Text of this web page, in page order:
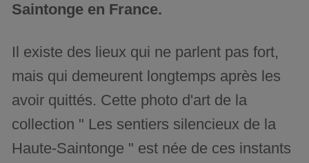
Saintonge en France.
Il existe des lieux qui ne parlent pas fort,
mais qui demeurent longtemps après les
avoir quittés. Cette photo d'art de la
collection " Les sentiers silencieux de la
Haute-Saintonge " est née de ces instants